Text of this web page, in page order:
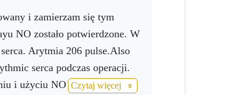
NO zostało potwierdzone. W
Arytmia 206 pulse.Also
serca podczas operacji.
i użyciu NO sprayu, NO
Czytaj więcej